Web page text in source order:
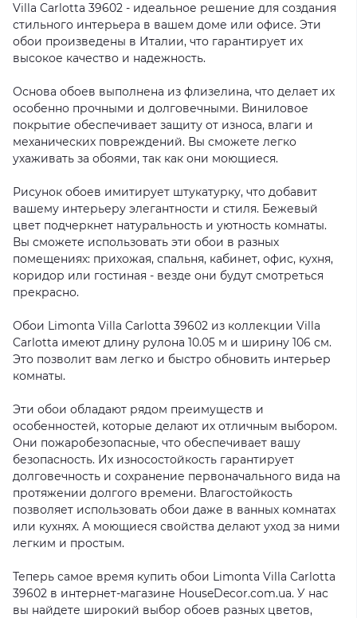
Villa Carlotta 39602 - идеальное решение для создания
стильного интерьера в вашем доме или офисе. Эти
обои произведены в Италии, что гарантирует их
высокое качество и надежность.
Основа обоев выполнена из флизелина, что делает их
особенно прочными и долговечными. Виниловое
покрытие обеспечивает защиту от износа, влаги и
механических повреждений. Вы сможете легко
ухаживать за обоями, так как они моющиеся.
Рисунок обоев имитирует штукатурку, что добавит
вашему интерьеру элегантности и стиля. Бежевый
цвет подчеркнет натуральность и уютность комнаты.
Вы сможете использовать эти обои в разных
помещениях: прихожая, спальня, кабинет, офис, кухня,
коридор или гостиная - везде они будут смотреться
прекрасно.
Обои Limonta Villa Carlotta 39602 из коллекции Villa
Carlotta имеют длину рулона 10.05 м и ширину 106 см.
Это позволит вам легко и быстро обновить интерьер
комнаты.
Эти обои обладают рядом преимуществ и
особенностей, которые делают их отличным выбором.
Они пожаробезопасные, что обеспечивает вашу
безопасность. Их износостойкость гарантирует
долговечность и сохранение первоначального вида на
протяжении долгого времени. Влагостойкость
позволяет использовать обои даже в ванных комнатах
или кухнях. А моющиеся свойства делают уход за ними
легким и простым.
Теперь самое время купить обои Limonta Villa Carlotta
39602 в интернет-магазине HouseDecor.com.ua. У нас
вы найдете широкий выбор обоев разных цветов,